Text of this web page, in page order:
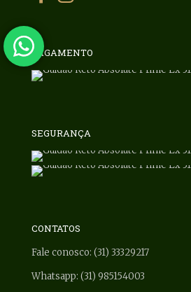
PAGAMENTO
SEGURANÇA
CONTATOS
Fale conosco: (31) 33329217
Whatsapp: (31) 985154003